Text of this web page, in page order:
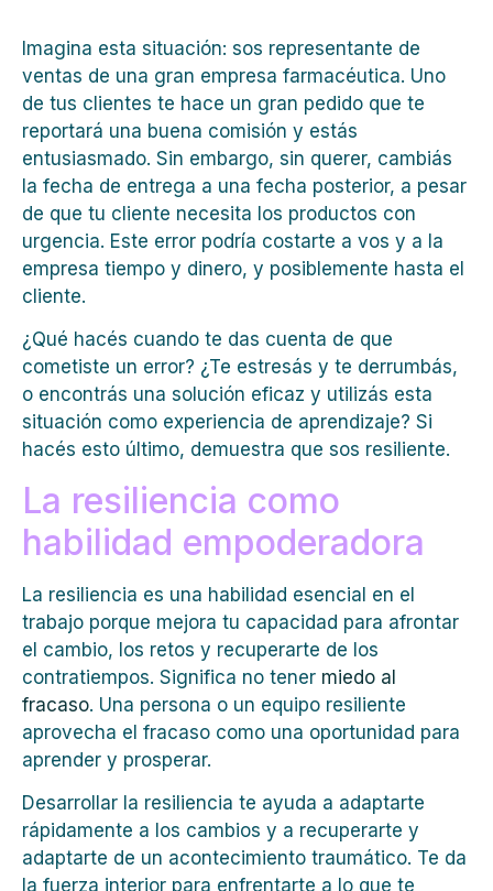
Imagina esta situación: sos representante de
ventas de una gran empresa farmacéutica. Uno
de tus clientes te hace un gran pedido que te
reportará una buena comisión y estás
entusiasmado. Sin embargo, sin querer, cambiás
la fecha de entrega a una fecha posterior, a pesar
de que tu cliente necesita los productos con
urgencia. Este error podría costarte a vos y a la
empresa tiempo y dinero, y posiblemente hasta el
cliente.
¿Qué hacés cuando te das cuenta de que
cometiste un error? ¿Te estresás y te derrumbás,
o encontrás una solución eficaz y utilizás esta
situación como experiencia de aprendizaje? Si
hacés esto último, demuestra que sos resiliente.
La resiliencia como
habilidad empoderadora
La resiliencia es una habilidad esencial en el
trabajo porque mejora tu capacidad para afrontar
el cambio, los retos y recuperarte de los
contratiempos. Significa no tener miedo al
fracaso. Una persona o un equipo resiliente
aprovecha el fracaso como una oportunidad para
aprender y prosperar.
Desarrollar la resiliencia te ayuda a adaptarte
rápidamente a los cambios y a recuperarte y
adaptarte de un acontecimiento traumático. Te da
la fuerza interior para enfrentarte a lo que te